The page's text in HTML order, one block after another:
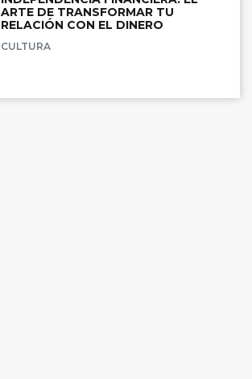
ARTE DE TRANSFORMAR TU
RELACIÓN CON EL DINERO
CULTURA